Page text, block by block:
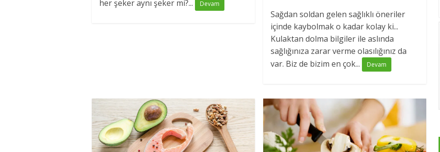
her şeker aynı şeker mi?...
Devam
Sağdan soldan gelen sağlıklı öneriler
içinde kaybolmak o kadar kolay ki...
Kulaktan dolma bilgiler ile aslında
sağlığınıza zarar verme olasılığınız da
var. Biz de bizim en çok...
Devam